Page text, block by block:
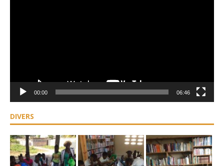
00:00 06:46
DIVERS